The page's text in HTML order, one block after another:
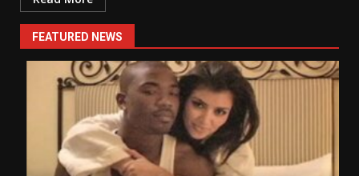
FEATURED NEWS